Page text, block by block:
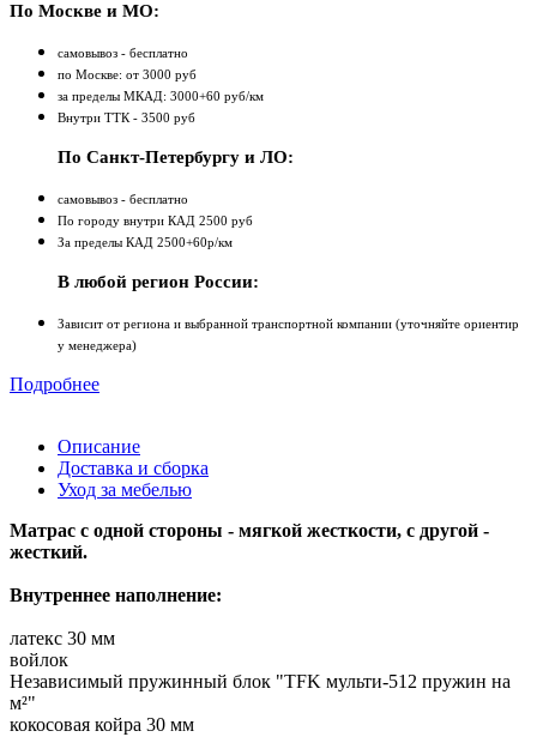
По Москве и МО:
самовывоз - бесплатно
по Москве: от 3000 руб
за пределы МКАД: 3000+60 руб/км
Внутри ТТК - 3500 руб
По Санкт-Петербургу и ЛО:
самовывоз - бесплатно
По городу внутри КАД 2500 руб
За пределы КАД 2500+60р/км
В любой регион России:
Зависит от региона и выбранной транспортной компании (уточняйте ориентир
у менеджера)
Подробнее
Описание
Доставка и сборка
Уход за мебелью
Матрас с одной стороны - мягкой жесткости, с другой -
жесткий.
Внутреннее наполнение:
латекс 30 мм
войлок
Независимый пружинный блок "TFK мульти-512 пружин на
м²"
кокосовая койра 30 мм